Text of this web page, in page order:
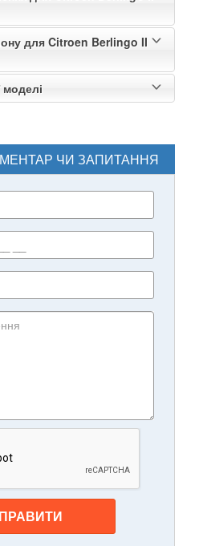
для Citroen Berlingo II
моделі
ЧИ ЗАПИТАННЯ